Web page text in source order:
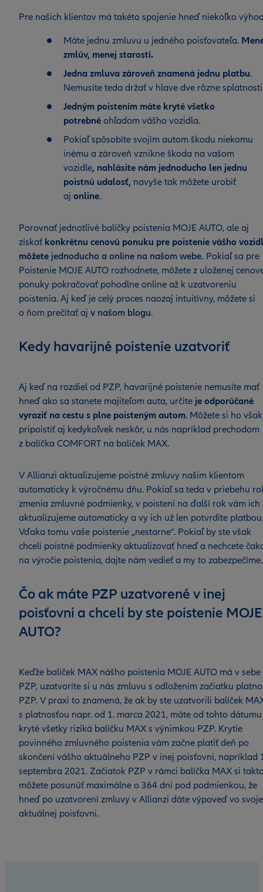
Pre našich klientov má takéto spojenie hneď niekoľko
Máte jednu zmluvu u jedného poisťovateľa.
zmlúv, menej starostí.
Jedna zmluva zároveň znamená jednu platbu.
Nemusíte teda držať v hlave dve rôzne
Jedným poistením máte kryté všetko
potrebné ohľadom vášho vozidla.
Pokiaľ spôsobíte svojím autom škodu niekomu
inému a zároveň vznikne škoda na vašom
vozidle, nahlásite nám jednoducho len jednu
poistnú udalosť, navyše tak môžete urobiť
aj online.
Porovnať jednotlivé balíčky poistenia MOJE AUTO, ale aj
získať konkrétnu cenovú ponuku pre poistenie vášho
môžete jednoducho a online na našom webe. Pokiaľ sa pre
Poistenie MOJE AUTO rozhodnete, môžete z uloženej
ponuky pokračovať pohodlne online až k uzatvoreniu
poistenia. Aj keď je celý proces naozaj intuitívny, môžete si
o ňom prečítať aj v našom blogu.
Kedy havarijné poistenie uzatvoriť
Aj keď na rozdiel od PZP, havarijné poistenie nemusíte mať
hneď ako sa stanete majiteľom auta, určite je odporúčané
vyraziť na cestu s plne poisteným autom. Môžete si ho však
pripoistiť aj kedykoľvek neskôr, u nás napríklad prechodom
z balíčka COMFORT na balíček MAX.
V Allianzi aktualizujeme poistné zmluvy našim klientom
automaticky k výročnému dňu. Pokiaľ sa teda v priebehu
zmenia zmluvné podmienky, v poistení na ďalší rok vám ich
aktualizujeme automaticky a vy ich už len potvrdíte platbou.
Vďaka tomu vaše poistenie „nestarne“. Pokiaľ by ste však
chceli poistné podmienky aktualizovať hneď a nechcete
na výročie poistenia, dajte nám vedieť a my to
Čo ak máte PZP uzatvorené v inej
poisťovni a chceli by ste poistenie MOJE
AUTO?
Keďže balíček MAX nášho poistenia MOJE AUTO má v
PZP, uzatvoríte si u nás zmluvu s odložením začiatku
PZP. V praxi to znamená, že ak by ste uzatvorili balíček
s platnosťou napr. od 1. marca 2021, máte od tohto dátumu
kryté všetky riziká balíčku MAX s výnimkou PZP. Krytie
povinného zmluvného poistenia vám začne platiť deň po
skončení vášho aktuálneho PZP v inej poisťovni, napríklad
septembra 2021. Začiatok PZP v rámci balíčka MAX si
môžete posunúť maximálne o 364 dní pod podmienkou, že
hneď po uzatvorení zmluvy v Allianzi dáte výpoveď vo
aktuálnej poisťovni.